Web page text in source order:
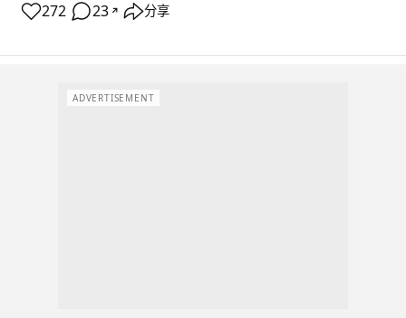
272 23 ↗ 分享
ADVERTISEMENT